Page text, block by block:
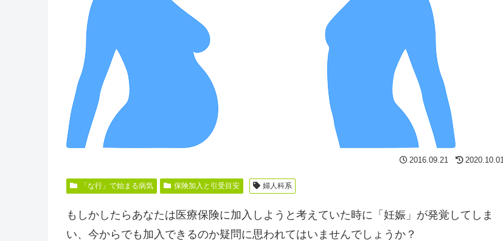
2016.09.21 2020.10.01
「な行」で始まる病気 保険加入と引受目安 婦人科系
もしかしたらあなたは医療保険に加入しようと考えていた時に「妊娠」が発覚してしま
い、今からでも加入できるのか疑問に思われてはいませんでしょうか？